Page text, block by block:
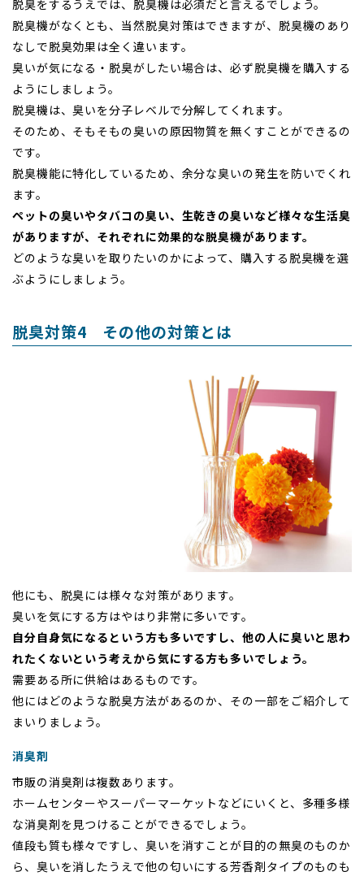
脱臭をするうえでは、脱臭機は必須だと言えるでしょう。
脱臭機がなくとも、当然脱臭対策はできますが、脱臭機のあり
なしで脱臭効果は全く違います。
臭いが気になる・脱臭がしたい場合は、必ず脱臭機を購入する
ようにしましょう。
脱臭機は、臭いを分子レベルで分解してくれます。
そのため、そもそもの臭いの原因物質を無くすことができるの
です。
脱臭機能に特化しているため、余分な臭いの発生を防いでくれ
ます。
ペットの臭いやタバコの臭い、生乾きの臭いなど様々な生活臭
がありますが、それぞれに効果的な脱臭機があります。
どのような臭いを取りたいのかによって、購入する脱臭機を選
ぶようにしましょう。
脱臭対策4 その他の対策とは
他にも、脱臭には様々な対策があります。
臭いを気にする方はやはり非常に多いです。
自分自身気になるという方も多いですし、他の人に臭いと思わ
れたくないという考えから気にする方も多いでしょう。
需要ある所に供給はあるものです。
他にはどのような脱臭方法があるのか、その一部をご紹介して
まいりましょう。
消臭剤
市販の消臭剤は複数あります。
ホームセンターやスーパーマーケットなどにいくと、多種多様
な消臭剤を見つけることができるでしょう。
値段も質も様々ですし、臭いを消すことが目的の無臭のものか
ら、臭いを消したうえで他の匂いにする芳香剤タイプのものも